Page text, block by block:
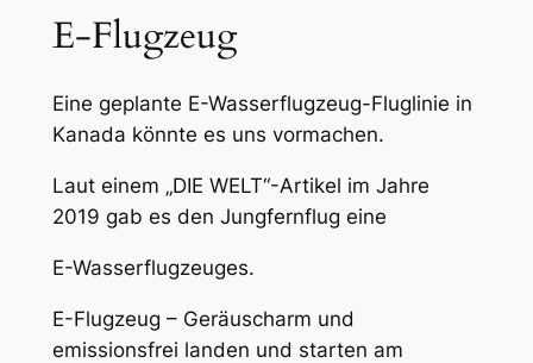
E-Flugzeug
Eine geplante E-Wasserflugzeug-Fluglinie in
Kanada könnte es uns vormachen.
Laut einem „DIE WELT“-Artikel im Jahre
2019 gab es den Jungfernflug eine
E-Wasserflugzeuges.
E-Flugzeug – Geräuscharm und
emissionsfrei landen und starten am